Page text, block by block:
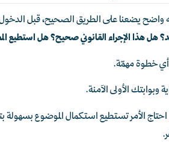
واضح يضعنا على الطريق الصحيح، قبل
هل هذا الإجراء القانوني صحيح؟ هل استطيع
أي خطوة مهمّة.
وبوابتك الأولى الآمنة.
الأمر تستطيع استكمال الموضوع بسهولة